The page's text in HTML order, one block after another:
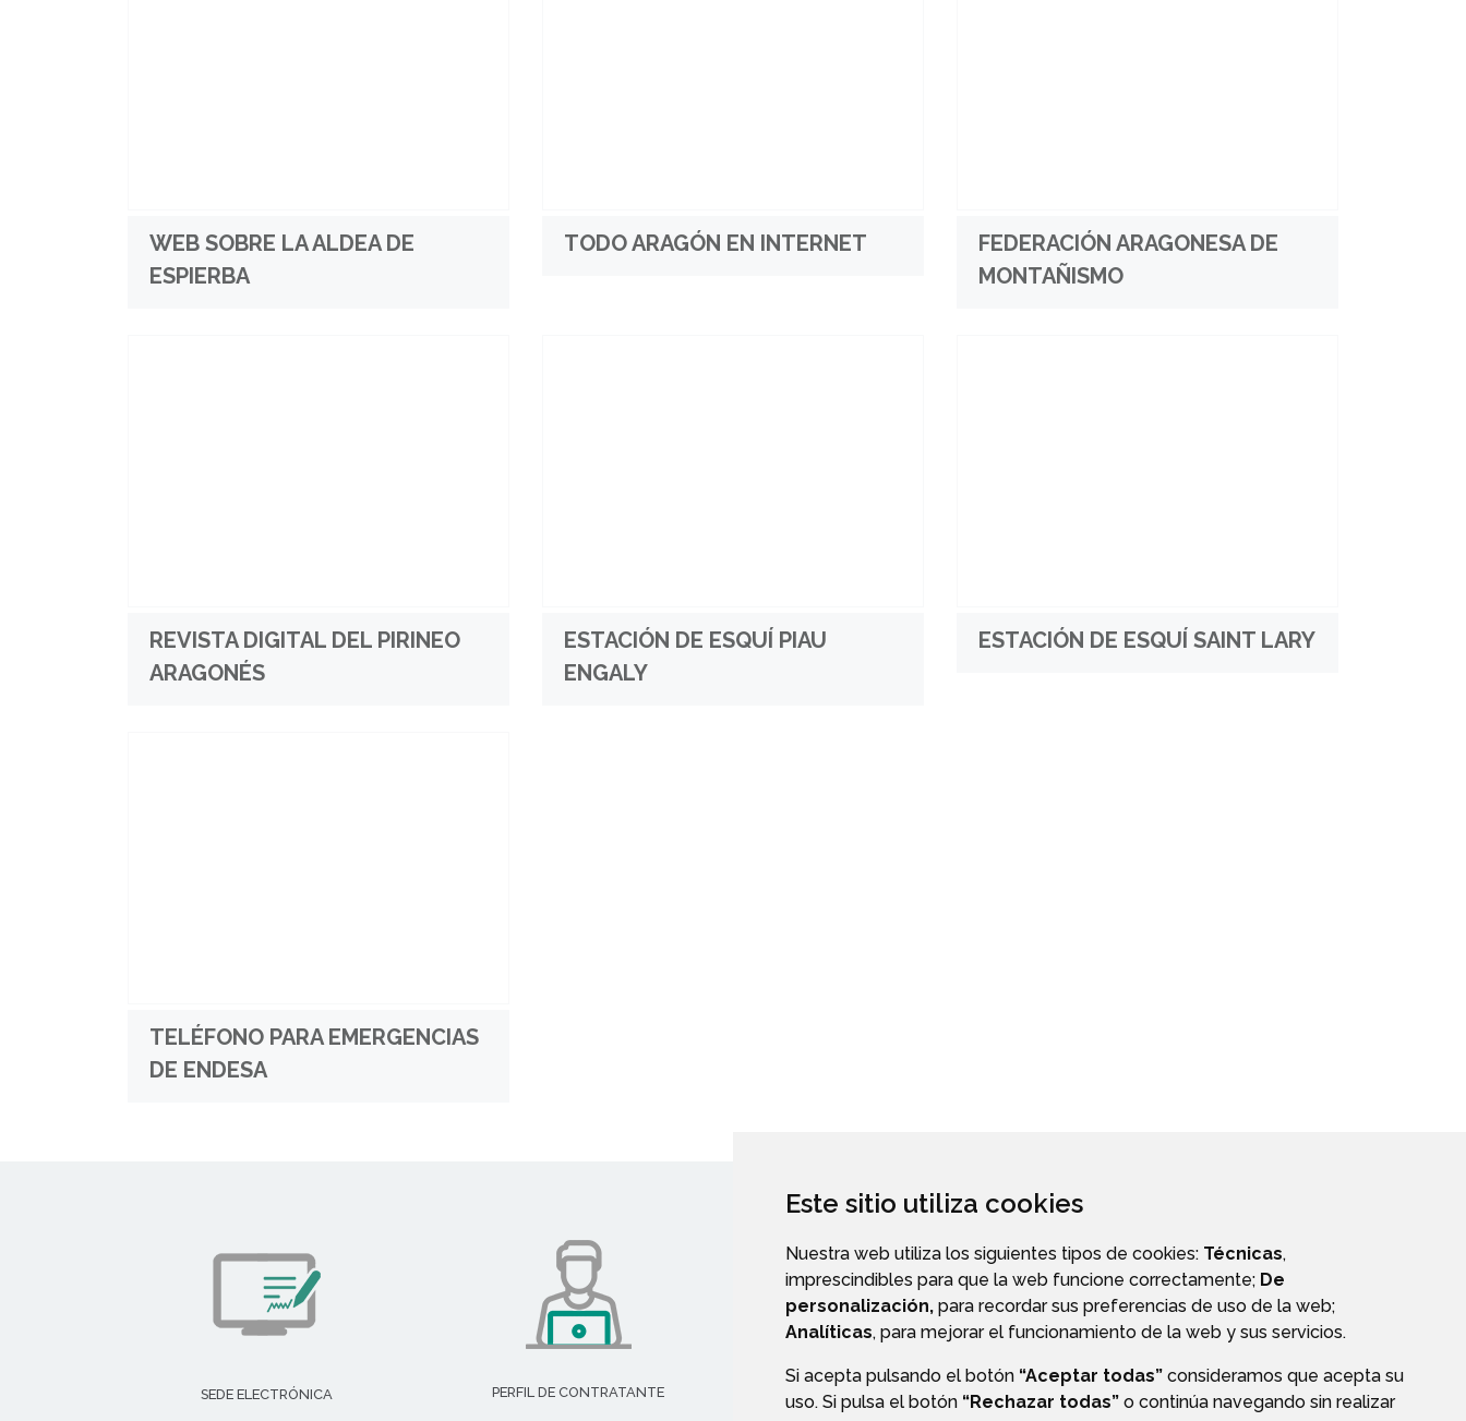
Este sitio utiliza cookies
Nuestra web utiliza los siguientes tipos de cookies: Técnicas,
imprescindibles para que la web funcione correctamente; De
personalización, para recordar sus preferencias de uso de la web;
Analíticas, para mejorar el funcionamiento de la web y sus servicios.
Si acepta pulsando el botón “Aceptar todas” consideramos que acepta su
uso. Si pulsa el botón “Rechazar todas” o continúa navegando sin realizar
WEB SOBRE LA ALDEA DE
ESPIERBA
TODO ARAGÓN EN INTERNET
FEDERACIÓN ARAGONESA DE
MONTAÑISMO
REVISTA DIGITAL DEL PIRINEO
ARAGONÉS
ESTACIÓN DE ESQUÍ PIAU
ENGALY
ESTACIÓN DE ESQUÍ SAINT LARY
TELÉFONO PARA EMERGENCIAS
DE ENDESA
SEDE ELECTRÓNICA PERFIL DE CONTRATANTE TRANSPARENCIA VALIDACIÓN DE DOCUMENTOS